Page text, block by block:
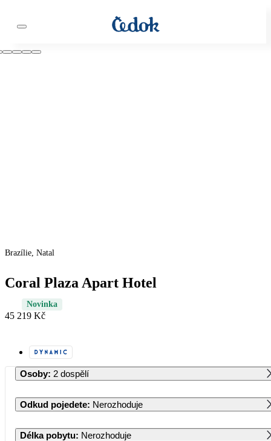
Brazílie, Natal
Coral Plaza Apart Hotel
Novinka
45 219 Kč
Osoby: 2 dospělí
Odkud pojedete: Nerozhoduje
Délka pobytu: Nerozhoduje